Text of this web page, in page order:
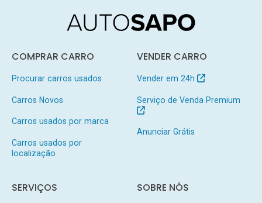
COMPRAR CARRO
Procurar carros usados
Carros Novos
Carros usados por marca
Carros usados por
localização
VENDER CARRO
Vender em 24h
Serviço de Venda Premium
Anunciar Grátis
SERVIÇOS SOBRE NÓS